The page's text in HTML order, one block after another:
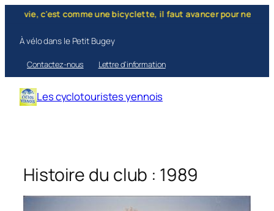
Aller
contenu
comme une bicyclette, il faut avancer pour ne pas perdre
À vélo dans le Petit Bugey
Contactez-nous Lettre d’information
Les cyclotouristes yennois
Histoire du club : 1989